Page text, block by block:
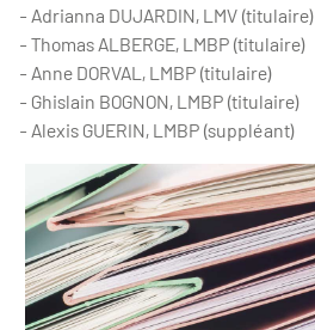
- Adrianna DUJARDIN, LMV (titulaire)
- Thomas ALBERGE, LMBP (titulaire)
- Anne DORVAL, LMBP (titulaire)
- Ghislain BOGNON, LMBP (titulaire)
- Alexis GUERIN, LMBP (suppléant)